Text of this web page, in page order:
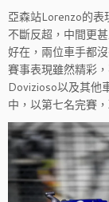
亞森站Lorenzo的表
不斷反超，中間更
好在，兩位車手都
賽事表現雖然精彩
Dovizioso以及其他
中，以第七名完賽